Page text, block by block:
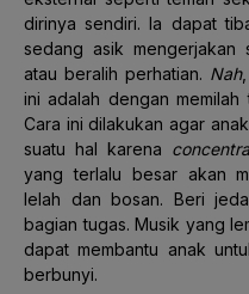
dirinya sendiri. Ia dapat
sedang asik mengerjakan
atau beralih perhatian. Nah
ini adalah dengan
Cara ini dilakukan agar
suatu hal karena
yang terlalu besar akan
lelah dan bosan. Beri
bagian tugas. Musik yang
dapat membantu anak
berbunyi.